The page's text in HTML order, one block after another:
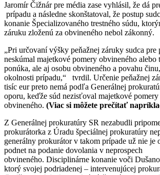
Jaromír Čižnár pre média zase vyhlásil, že dá
prípadu a následne skonštatoval, že postup
konanie Špecializovaného trestného súdu,
záruku zloženú za obvineného nebol zákonný.
„Pri určovaní výšky peňažnej záruky sudca pre
neskúmal majetkové pomery obvineného alebo
ponúka, ale aj osobu obvineného a povahu
okolnosti prípadu,“ tvrdil. Určenie peňažnej
tisíc eur preto nemá podľa Generálnej
oporu, keďže súd nezisťoval majetkové
obvineného. (Viac si môžete prečítať
Z Generálnej prokuratúry SR nezabudli
prokurátorka z Úradu špeciálnej prokuratúry
generálny prokurátor v takom prípade už nie je
podnet na podanie dovolania v neprospech
obvineného. Disciplinárne konanie voči
ktorý svojej podriadenej – intervenujúcej